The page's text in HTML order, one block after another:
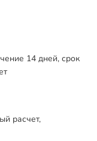
14 дней, срок
расчет,